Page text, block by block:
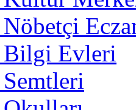
Bilgi Evleri